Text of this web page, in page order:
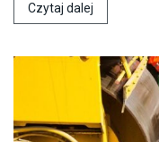
Czytaj dalej